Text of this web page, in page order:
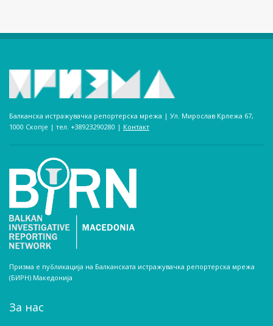
Балканска истражувачка репортерска мрежа | Ул. Мирослав Крлежа 67,
1000 Скопје | тел. +38923290280­ | Контакт
Призма е публикација на Балканската истражувачка репортерска мрежа
(БИРН) Македонија
За нас